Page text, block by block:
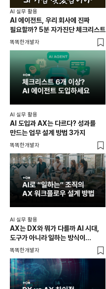
AI 실무 활용
AI 에이전트, 우리 회사에 진짜
필요할까? 5분 자가진단 체크리스트
똑똑한개발자
AI 실무 활용
AI 도입과 AX는 다르다? 성과를
만드는 업무 설계 방법 3가지
똑똑한개발자
AI 실무 활용
AX는 DX와 뭐가 다를까 AI 시대,
도구가 아니라 일하는 방식이
바뀌어야 하는 이유
똑똑한개발자